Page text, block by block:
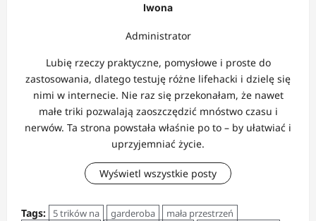
Iwona
Administrator
Lubię rzeczy praktyczne, pomysłowe i proste do
zastosowania, dlatego testuję różne lifehacki i dzielę się
nimi w internecie. Nie raz się przekonałam, że nawet
małe triki pozwalają zaoszczędzić mnóstwo czasu i
nerwów. Ta strona powstała właśnie po to – by ułatwiać i
uprzyjemniać życie.
Wyświetl wszystkie posty
Tags: 5 trików na garderoba
mała przestrzeń